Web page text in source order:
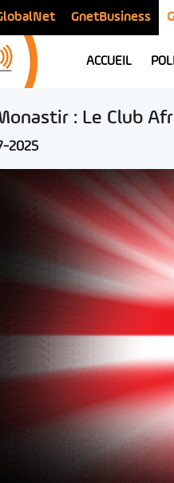
GnetBusiness
ACCUEIL
: Le Club
2025